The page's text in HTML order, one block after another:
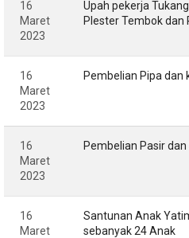
16
Maret
2023
Upah pekerja
Plester Tembok dan
16
Maret
2023
Pembelian Pipa dan
16
Maret
2023
Pembelian Pasir
16
Maret
Santunan Anak
sebanyak 24 Anak